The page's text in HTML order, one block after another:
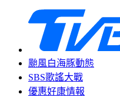
颱風白海豚動態
SBS歌謠大戰
優惠好康情報